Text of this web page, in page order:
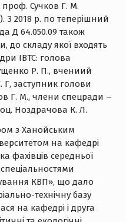
Сучков Г. М.
З 2018 р. по теперішний
Д 64.050.09 також
до складу якої входять
ІВТС: голова
Р. П., вчениий
Г, заступник голови
Г. М., члени спецради –
Ноздрачова К. Л.
з Ханойським
на кафедрі
фахівців середньої
КВП», що дало
технічну базу
на кафедрі і друга